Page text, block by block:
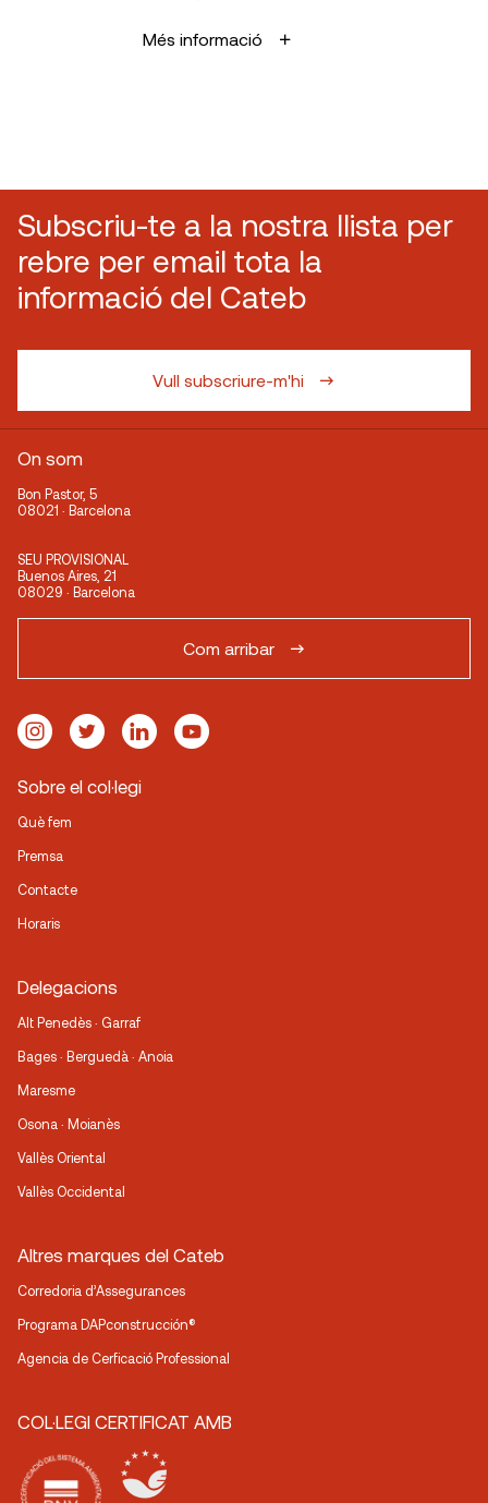
Més informació
Subscriu-te a la nostra llista per
rebre per email tota la
informació del Cateb
Vull subscriure-m'hi
On som
Bon Pastor, 5
08021 · Barcelona
SEU PROVISIONAL
Buenos Aires, 21
08029 · Barcelona
Com arribar
Sobre el col·legi
Què fem
Premsa
Contacte
Horaris
Delegacions
Alt Penedès · Garraf
Bages · Berguedà · Anoia
Maresme
Osona · Moianès
Vallès Oriental
Vallès Occidental
Altres marques del Cateb
Corredoria d’Assegurances
Programa DAPconstrucción®
Agencia de Cerficació Professional
COL·LEGI CERTIFICAT AMB